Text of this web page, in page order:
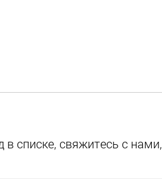
списке, свяжитесь с нами,